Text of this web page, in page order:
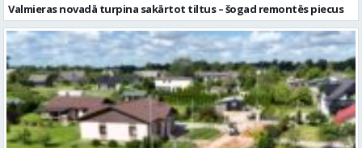
Valmieras novadā turpina sakārtot tiltus – šogad remontēs piecus